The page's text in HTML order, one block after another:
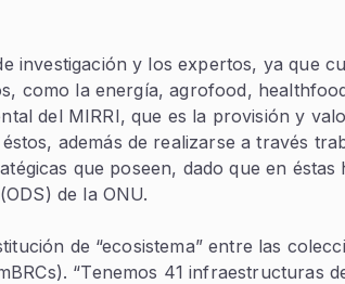
investigación y los expertos, ya que
como la energía, agrofood,
del MIRRI, que es la provisión y
además de realizarse a través
que poseen, dado que en éstas
de la ONU.
de “ecosistema” entre las
“Tenemos 41 infraestructuras